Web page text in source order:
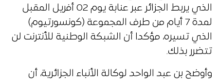
الذي يربط الجزائر عبر عنابة يوم 02 أفريل المقبل
لمدة 7 أيام من طرف المجموعة (كونسورتيوم)
الذي تسيره، مؤكدا أن الشبكة الوطنية للأنترنت لن
تتضرر بذلك.
وأوضح بن عبد الواحد لوكالة الأنباء الجزائرية، أن